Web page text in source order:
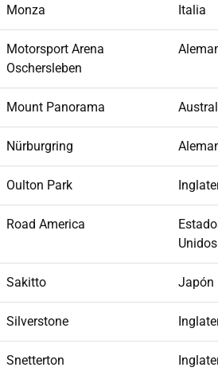
Monza Italia
Motorsport Arena
Oschersleben
Mount Panorama
Nürburgring
Oulton Park
Road America
Unidos
Sakitto Japón
Silverstone
Snetterton